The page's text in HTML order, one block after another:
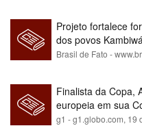
Projeto fortalece
dos povos
Brasil de Fato -
Finalista da Copa,
europeia em sua
para maioria
g1 - g1.globo.com, 19